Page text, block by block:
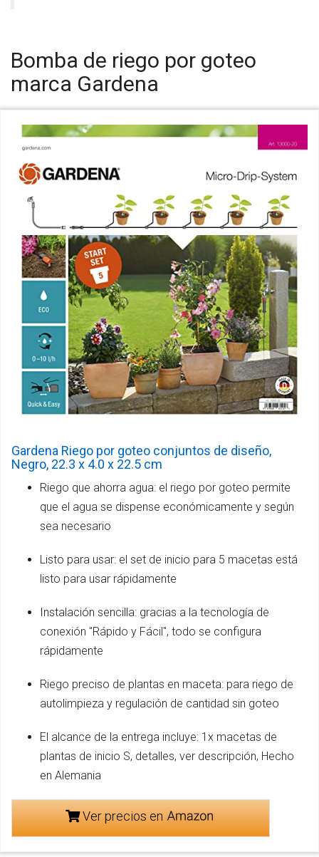
Bomba de riego por goteo
marca Gardena
Gardena Riego por goteo conjuntos de diseño,
Negro, 22.3 x 4.0 x 22.5 cm
Riego que ahorra agua: el riego por goteo permite
que el agua se dispense económicamente y según
sea necesario
Listo para usar: el set de inicio para 5 macetas está
listo para usar rápidamente
Instalación sencilla: gracias a la tecnología de
conexión "Rápido y Fácil", todo se configura
rápidamente
Riego preciso de plantas en maceta: para riego de
autolimpieza y regulación de cantidad sin goteo
El alcance de la entrega incluye: 1x macetas de
plantas de inicio S, detalles, ver descripción, Hecho
en Alemania
Ver precios en